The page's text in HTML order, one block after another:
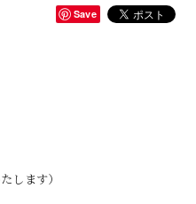
Save
します）